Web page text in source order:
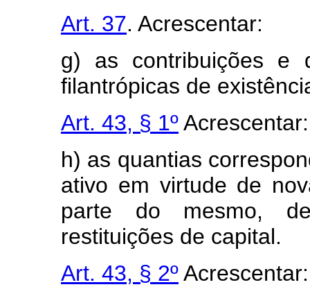
Art. 37. Acrescentar:
g) as contribuições e
filantrópicas de
Art. 43, § 1ºAcrescentar:
h) as quantias
ativo em virtude de
parte do mesmo,
restituições de capital.
Art. 43, § 2ºAcrescentar: